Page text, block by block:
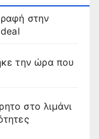
στην
την ώρα που
στο λιμάνι